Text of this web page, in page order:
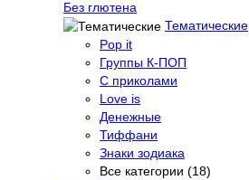
Без глютена
Тематические
Pop it
Группы К-ПОП
С приколами
Love is
Денежные
Тиффани
Знаки зодиака
Все категории (18)